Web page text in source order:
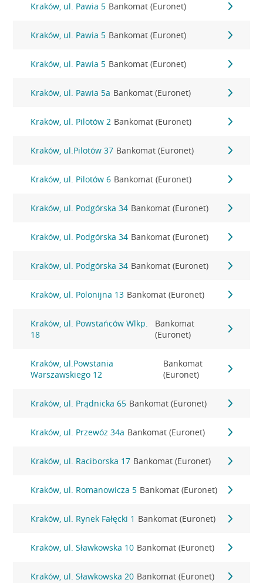
Kraków, ul. Pawia 5 Bankomat (Euronet)
Kraków, ul. Pawia 5 Bankomat (Euronet)
Kraków, ul. Pawia 5 Bankomat (Euronet)
Kraków, ul. Pawia 5a Bankomat (Euronet)
Kraków, ul. Pilotów 2 Bankomat (Euronet)
Kraków, ul.Pilotów 37 Bankomat (Euronet)
Kraków, ul. Pilotów 6 Bankomat (Euronet)
Kraków, ul. Podgórska 34 Bankomat (Euronet)
Kraków, ul. Podgórska 34 Bankomat (Euronet)
Kraków, ul. Podgórska 34 Bankomat (Euronet)
Kraków, ul. Polonijna 13 Bankomat (Euronet)
Kraków, ul. Powstańców Wlkp.
18
Bankomat
(Euronet)
Kraków, ul.Powstania
Warszawskiego 12
Bankomat
(Euronet)
Kraków, ul. Prądnicka 65 Bankomat (Euronet)
Kraków, ul. Przewóz 34a Bankomat (Euronet)
Kraków, ul. Raciborska 17 Bankomat (Euronet)
Kraków, ul. Romanowicza 5 Bankomat (Euronet)
Kraków, ul. Rynek Fałęcki 1 Bankomat (Euronet)
Kraków, ul. Sławkowska 10 Bankomat (Euronet)
Kraków, ul. Sławkowska 20 Bankomat (Euronet)